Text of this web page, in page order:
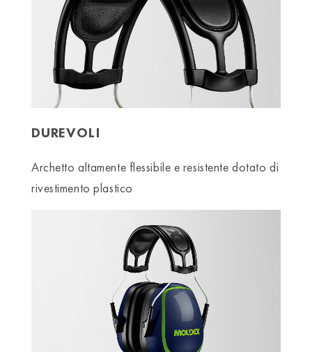
DUREVOLI
Archetto altamente flessibile e resistente dotato di
rivestimento plastico